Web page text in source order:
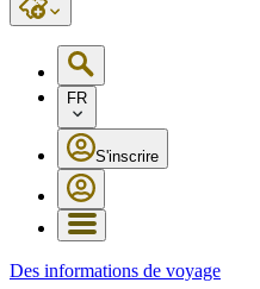
FR
S'inscrire
Des informations de voyage